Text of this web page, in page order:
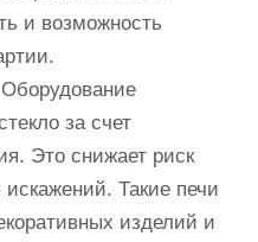
и возможность
за счет
Это снижает риск
Такие печи
изделий и